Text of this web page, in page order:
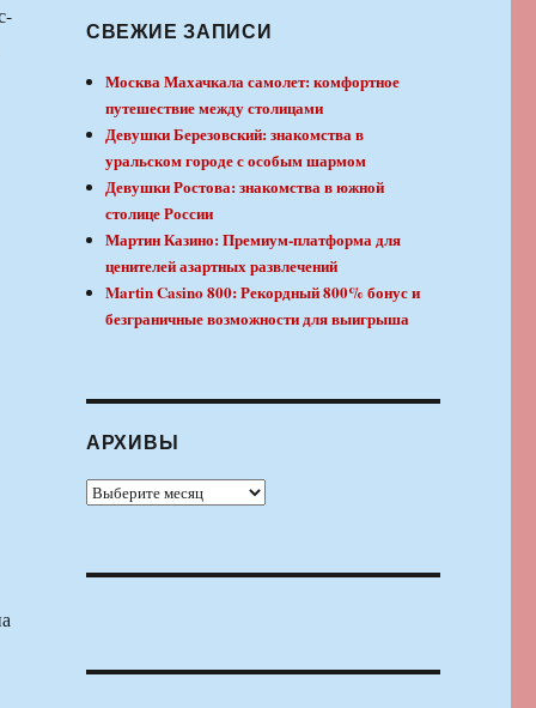
СВЕЖИЕ ЗАПИСИ
Москва Махачкала самолет: комфортное
путешествие между столицами
Девушки Березовский: знакомства в
уральском городе с особым шармом
Девушки Ростова: знакомства в южной
столице России
Мартин Казино: Премиум-платформа для
ценителей азартных развлечений
Martin Casino 800: Рекордный 800% бонус и
безграничные возможности для выигрыша
АРХИВЫ
Архивы